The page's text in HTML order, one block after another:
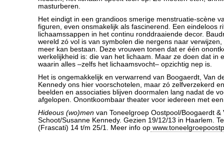
masturberen.
Het eindigt in een grandioos smerige menstruatie-scène
figuren, even onsmakelijk als fascinerend. Een eindeloos
lichaamssappen in het continu ronddraaiende decor.
wereld zó vol is van symbolen die nergens naar
meer kan bestaan. Deze vrouwen tonen dat er één
werkelijkheid is: die van het lichaam. Maar ze doen dat in
waarin alles –zelfs het lichaamsvocht– opzichtig nep is.
Het is ongemakkelijk en verwarrend van Boogaerdt, Van
Kennedy ons hier voorschotelen, maar zó zelfverzekerd
beelden en associaties blijven doormalen lang nadat de
afgelopen. Onontkoombaar theater voor iedereen met
Hideous (wo)men van Toneelgroep Oostpool/Boogaerdt &
Schoot/Susanne Kennedy. Gezien 19/12/13 in Haarlem.
(Frascati) 14 t/m 25/1. Meer info op